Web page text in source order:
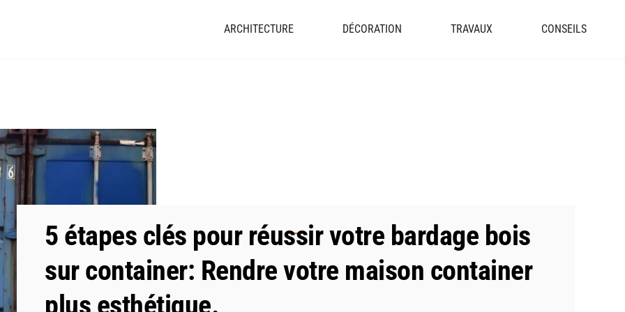
ARCHITECTURE DÉCORATION TRAVAUX CONSEILS
5 étapes clés pour réussir votre bardage bois
sur container: Rendre votre maison container
plus esthétique.